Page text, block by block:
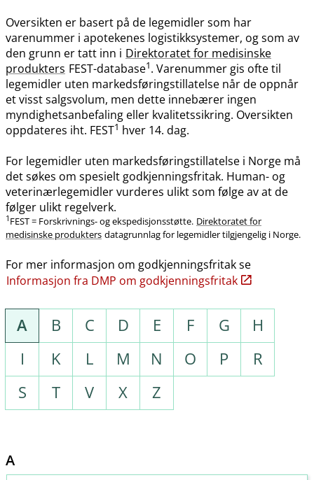
Oversikten er basert på de legemidler som har
varenummer i apotekenes logistikksystemer, og som av
den grunn er tatt inn i Direktoratet for medisinske
produkters FEST-database1. Varenummer gis ofte til
legemidler uten markedsføringstillatelse når de oppnår
et visst salgsvolum, men dette innebærer ingen
myndighetsanbefaling eller kvalitetssikring. Oversikten
oppdateres iht. FEST1 hver 14. dag.
For legemidler uten markedsføringstillatelse i Norge må
det søkes om spesielt godkjenningsfritak. Human- og
veterinærlegemidler vurderes ulikt som følge av at de
følger ulikt regelverk.
1 FEST = Forskrivnings- og ekspedisjonsstøtte. Direktoratet for
medisinske produkters datagrunnlag for legemidler tilgjengelig i Norge.
For mer informasjon om godkjenningsfritak se
Informasjon fra DMP om godkjenningsfritak
A B C D E F G
H
I
K L M N O P
R
S
T V X Z
A